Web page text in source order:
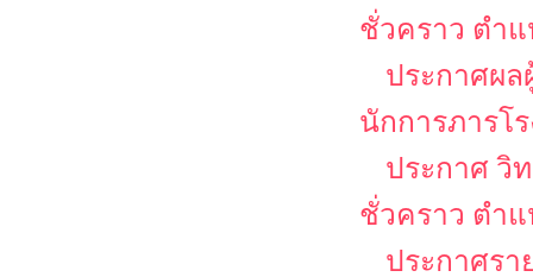
ชั่วคราว ตำแ
ประกาศผ
นักการภารโร
ประกาศ วิ
ชั่วคราว ตำแ
ประกาศรา